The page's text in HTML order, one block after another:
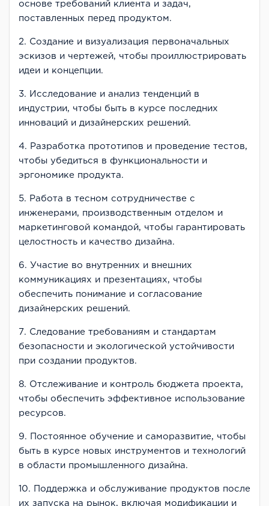
основе требований клиента и задач,
поставленных перед продуктом.
2. Создание и визуализация первоначальных
эскизов и чертежей, чтобы проиллюстрировать
идеи и концепции.
3. Исследование и анализ тенденций в
индустрии, чтобы быть в курсе последних
инноваций и дизайнерских решений.
4. Разработка прототипов и проведение тестов,
чтобы убедиться в функциональности и
эргономике продукта.
5. Работа в тесном сотрудничестве с
инженерами, производственным отделом и
маркетинговой командой, чтобы гарантировать
целостность и качество дизайна.
6. Участие во внутренних и внешних
коммуникациях и презентациях, чтобы
обеспечить понимание и согласование
дизайнерских решений.
7. Следование требованиям и стандартам
безопасности и экологической устойчивости
при создании продуктов.
8. Отслеживание и контроль бюджета проекта,
чтобы обеспечить эффективное использование
ресурсов.
9. Постоянное обучение и саморазвитие, чтобы
быть в курсе новых инструментов и технологий
в области промышленного дизайна.
10. Поддержка и обслуживание продуктов после
их запуска на рынок, включая модификации и